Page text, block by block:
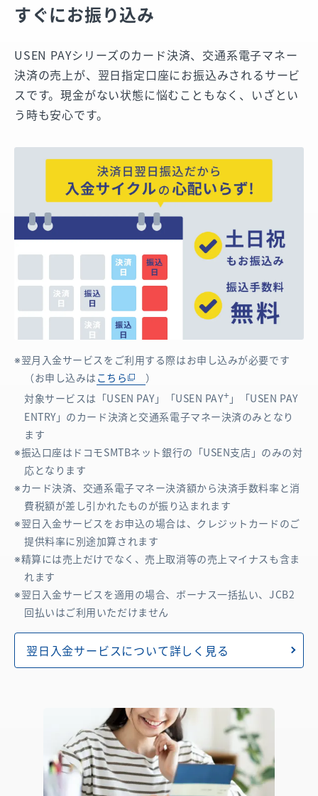
すぐにお振り込み
USEN PAYシリーズのカード決済、交通系電子マネー
決済の売上が、翌日指定口座にお振込みされるサービ
スです。現金がない状態に悩むこともなく、いざとい
う時も安心です。
翌月入金サービスをご利用する際はお申し込みが必要です
（お申し込みは こちら
）
対象サービスは「USEN PAY」「USEN PAY+ 」「USEN PAY
ENTRY」のカード決済と交通系電子マネー決済のみとなり
ます
振込口座はドコモSMTBネット銀行の「USEN支店」のみの対
応となります
カード決済、交通系電子マネー決済額から決済手数料率と消
費税額が差し引かれたものが振り込まれます
翌日入金サービスをお申込の場合は、クレジットカードのご
提供料率に別途加算されます
精算には売上だけでなく、売上取消等の売上マイナスも含ま
れます
翌日入金サービスを適用の場合、ボーナス一括払い、JCB2
回払いはご利用いただけません
翌日入金サービスについて詳しく見る